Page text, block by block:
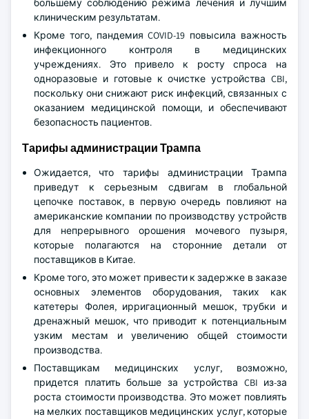
большему соблюдению режима лечения и лучшим
клиническим результатам.
Кроме того, пандемия COVID-19 повысила важность
инфекционного контроля в медицинских
учреждениях. Это привело к росту спроса на
одноразовые и готовые к очистке устройства CBI,
поскольку они снижают риск инфекций, связанных с
оказанием медицинской помощи, и обеспечивают
безопасность пациентов.
Тарифы администрации Трампа
Ожидается, что тарифы администрации Трампа
приведут к серьезным сдвигам в глобальной
цепочке поставок, в первую очередь повлияют на
американские компании по производству устройств
для непрерывного орошения мочевого пузыря,
которые полагаются на сторонние детали от
поставщиков в Китае.
Кроме того, это может привести к задержке в заказе
основных элементов оборудования, таких как
катетеры Фолея, ирригационный мешок, трубки и
дренажный мешок, что приводит к потенциальным
узким местам и увеличению общей стоимости
производства.
Поставщикам медицинских услуг, возможно,
придется платить больше за устройства CBI из-за
роста стоимости производства. Это может повлиять
на мелких поставщиков медицинских услуг, которые